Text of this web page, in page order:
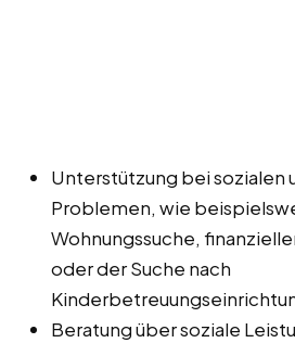
Unterstützung bei sozialen
Problemen, wie
Wohnungssuche,
oder der Suche nach
Beratung über soziale